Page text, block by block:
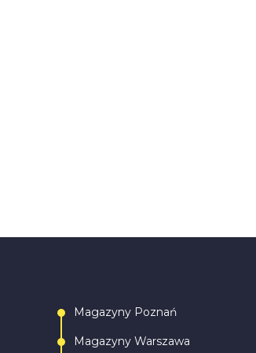
Magazyny Poznań
Magazyny Warszawa